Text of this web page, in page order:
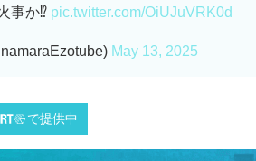
事か⁉️ pic.twitter.com/OiUJuVRK0d
May 13, 2025
で提供中